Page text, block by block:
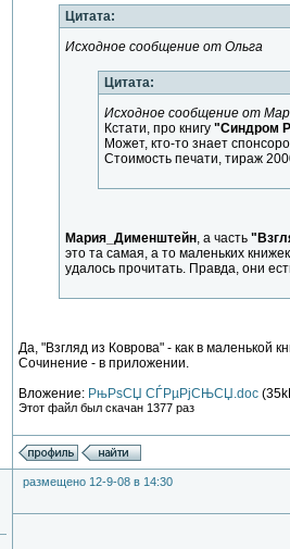
Цитата:
Исходное сообщение от Ольга
Цитата:
Исходное сообщение от
Кстати, про книгу "Синдром
Может, кто-то знает
Стоимость печати, тираж
Мария_Дименштейн, а часть
это та самая, а то маленьких
удалось прочитать. Правда, они
Да, "Взгляд из Коврова" - как в
Сочинение - в приложении.
Вложение: РњРѕСЏ СЃРµРјСЊСЏ.doc
Этот файл был скачан 1377 раз
размещено 12-9-08 в 14:30